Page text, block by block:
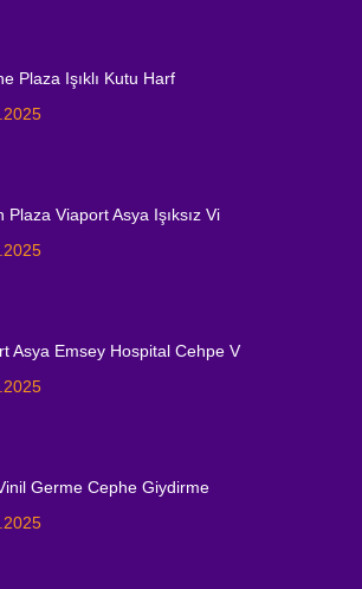
Plaza Işıklı Kutu Harf
Plaza Viaport Asya Işıksız Vi
Asya Emsey Hospital Cehpe V
Vinil Germe Cephe Giydirme